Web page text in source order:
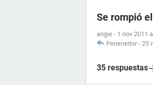
Se rompió
angie - 1 nov 2011
Peneneitor - 25
35 respuestas